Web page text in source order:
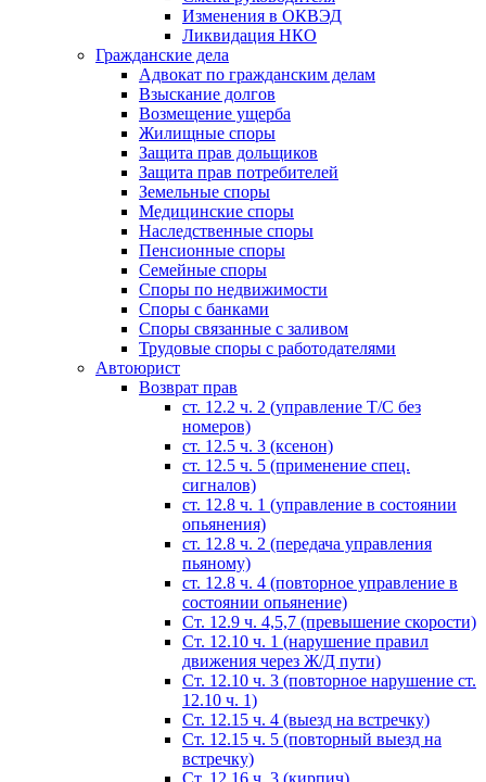
Изменения в ОКВЭД
Ликвидация НКО
Гражданские дела
Адвокат по гражданским делам
Взыскание долгов
Возмещение ущерба
Жилищные споры
Защита прав дольщиков
Защита прав потребителей
Земельные споры
Медицинские споры
Наследственные споры
Пенсионные споры
Семейные споры
Cпоры по недвижимости
Споры с банками
Споры связанные с заливом
Трудовые споры с работодателями
Автоюрист
Возврат прав
ст. 12.2 ч. 2 (управление Т/С без
номеров)
ст. 12.5 ч. 3 (ксенон)
ст. 12.5 ч. 5 (применение спец.
сигналов)
cт. 12.8 ч. 1 (управление в состоянии
опьянения)
ст. 12.8 ч. 2 (передача управления
пьяному)
ст. 12.8 ч. 4 (повторное управление в
состоянии опьянение)
Ст. 12.9 ч. 4,5,7 (превышение скорости)
Ст. 12.10 ч. 1 (нарушение правил
движения через Ж/Д пути)
Ст. 12.10 ч. 3 (повторное нарушение ст.
12.10 ч. 1)
Ст. 12.15 ч. 4 (выезд на встречку)
Ст. 12.15 ч. 5 (повторный выезд на
встречку)
Ст. 12.16 ч. 3 (кирпич)